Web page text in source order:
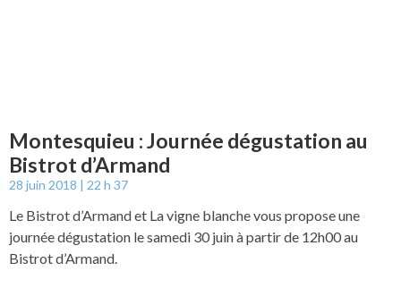
Montesquieu : Journée dégustation au
Bistrot d’Armand
28 juin 2018 22 h 37
Le Bistrot d’Armand et La vigne blanche vous propose une
journée dégustation le samedi 30 juin à partir de 12h00 au
Bistrot d’Armand.